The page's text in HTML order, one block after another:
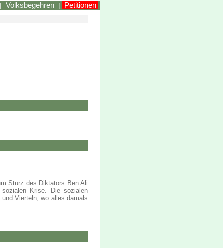
| Volksbegehren | Petitionen
Sturz des Diktators Ben Ali
Krise. Die sozialen
Vierteln, wo alles damals